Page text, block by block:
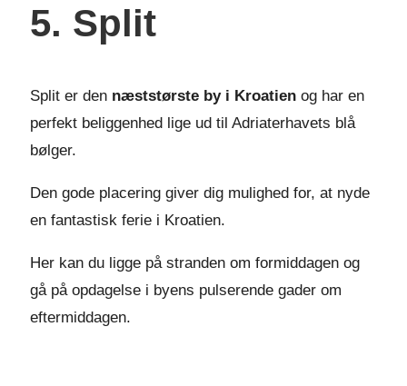
5. Split
Split er den næststørste by i Kroatien og har en
perfekt beliggenhed lige ud til Adriaterhavets blå
bølger.
Den gode placering giver dig mulighed for, at nyde
en fantastisk ferie i Kroatien.
Her kan du ligge på stranden om formiddagen og
gå på opdagelse i byens pulserende gader om
eftermiddagen.